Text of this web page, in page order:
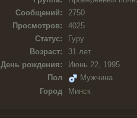
Сообщений:
2750
Просмотров:
4025
Статус:
Гуру
Возраст:
31 лет
День рождения:
Июнь 22, 1995
Пол
Мужчина
Город
Минск